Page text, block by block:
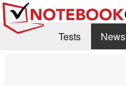
Tests News